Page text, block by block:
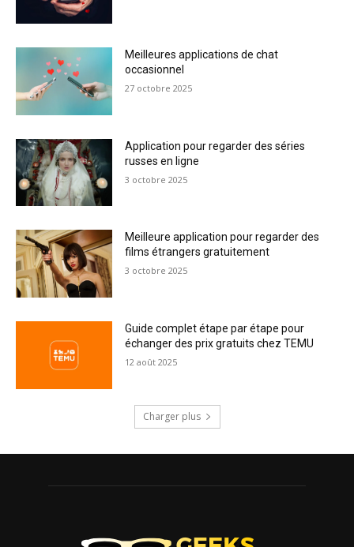
Meilleures applications de chat
occasionnel
27 octobre 2025
Application pour regarder des séries
russes en ligne
3 octobre 2025
Meilleure application pour regarder des
films étrangers gratuitement
3 octobre 2025
Guide complet étape par étape pour
échanger des prix gratuits chez TEMU
12 août 2025
Charger plus